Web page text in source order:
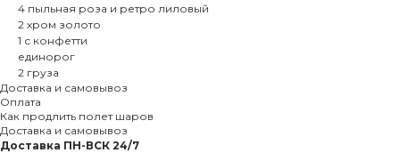
4 пыльная роза и ретро лиловый
2 хром золото
1 с конфетти
единорог
2 груза
Доставка и самовывоз
Оплата
Как продлить полет шаров
Доставка и самовывоз
Доставка ПН-ВСК 24/7